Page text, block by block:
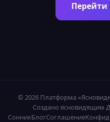
Перейти
© 2026 Платформа
Создано ясновидящим
СонникБлогСоглашение